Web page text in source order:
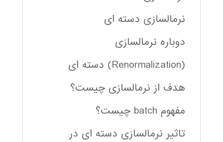
نرمالسازی دسته ای
دوباره نرمالسازی
(Renormalization) دسته ای
هدف از نرمالسازی چیست؟
مفهوم batch چیست؟
تاثیر نرمالسازی دسته ای در